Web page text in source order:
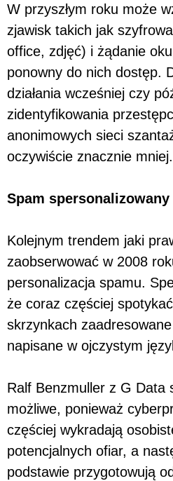
W przyszłym roku może
zjawisk takich jak
office, zdjęć) i żądanie
ponowny do nich dostęp.
działania wcześniej czy
zidentyfikowania
anonimowych sieci
oczywiście znacznie mniej.
Spam spersonalizowany
Kolejnym trendem jaki
zaobserwować w 2008
personalizacja spamu.
że coraz częściej
skrzynkach
napisane w ojczystym
Ralf Benzmuller z G Data
możliwe, ponieważ
częściej wykradają
potencjalnych ofiar, a
podstawie przygotowują